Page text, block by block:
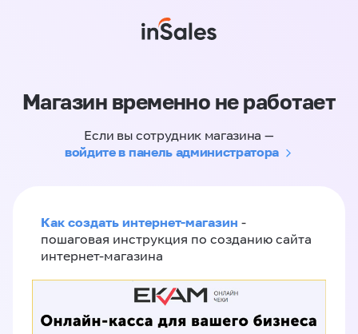
Магазин временно не работает
Если вы сотрудник магазина —
войдите в панель администратора
Как создать интернет-магазин -
пошаговая инструкция по созданию сайта
интернет-магазина